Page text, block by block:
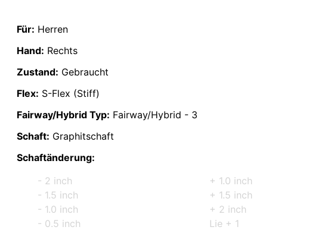
Für: Herren
Hand: Rechts
Zustand: Gebraucht
Flex: S-Flex (Stiff)
Fairway/Hybrid Typ: Fairway/Hybrid - 3
Schaft: Graphitschaft
Schaftänderung:
- 2 inch
- 1.5 inch
- 1.0 inch
- 0.5 inch
+ 1.0 inch
+ 1.5 inch
+ 2 inch
Lie + 1